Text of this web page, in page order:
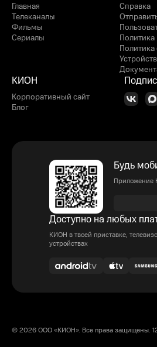
Главная
Телеканалы
Фильмы
Сериалы
Справка
КИОН
Корпоративный сайт
Блог
Будь
Приложение
Доступно на любых
КИОН в твоей приставке,
устройствах
© 2026 ООО «КИОН». Все права защищены.